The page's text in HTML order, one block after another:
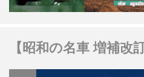
【昭和の名車 増補改